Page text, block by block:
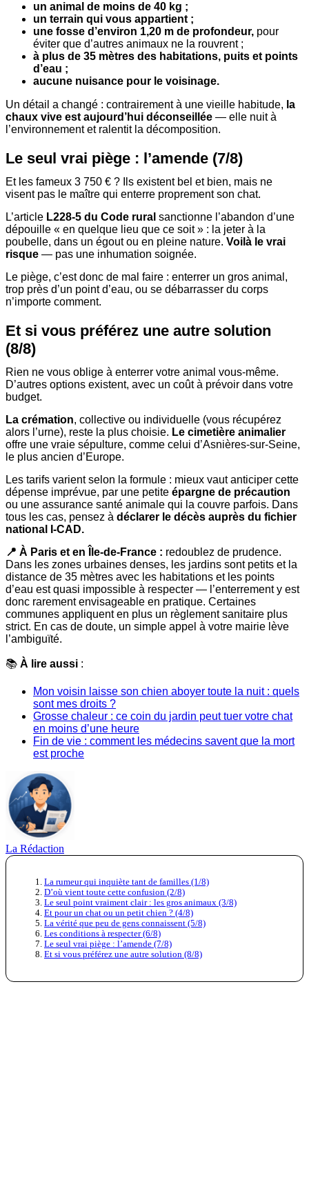
un animal de moins de 40 kg ;
un terrain qui vous appartient ;
une fosse d’environ 1,20 m de profondeur, pour
éviter que d’autres animaux ne la rouvrent ;
à plus de 35 mètres des habitations, puits et points
d’eau ;
aucune nuisance pour le voisinage.
Un détail a changé : contrairement à une vieille habitude, la
chaux vive est aujourd’hui déconseillée — elle nuit à
l’environnement et ralentit la décomposition.
Le seul vrai piège : l’amende (7/8)
Et les fameux 3 750 € ? Ils existent bel et bien, mais ne
visent pas le maître qui enterre proprement son chat.
L’article L228-5 du Code rural sanctionne l’abandon d’une
dépouille « en quelque lieu que ce soit » : la jeter à la
poubelle, dans un égout ou en pleine nature. Voilà le vrai
risque — pas une inhumation soignée.
Le piège, c’est donc de mal faire : enterrer un gros animal,
trop près d’un point d’eau, ou se débarrasser du corps
n’importe comment.
Et si vous préférez une autre solution
(8/8)
Rien ne vous oblige à enterrer votre animal vous-même.
D’autres options existent, avec un coût à prévoir dans votre
budget.
La crémation, collective ou individuelle (vous récupérez
alors l’urne), reste la plus choisie. Le cimetière animalier
offre une vraie sépulture, comme celui d’Asnières-sur-Seine,
le plus ancien d’Europe.
Les tarifs varient selon la formule : mieux vaut anticiper cette
dépense imprévue, par une petite épargne de précaution
ou une assurance santé animale qui la couvre parfois. Dans
tous les cas, pensez à déclarer le décès auprès du fichier
national I-CAD.
📍 À Paris et en Île-de-France : redoublez de prudence.
Dans les zones urbaines denses, les jardins sont petits et la
distance de 35 mètres avec les habitations et les points
d’eau est quasi impossible à respecter — l’enterrement y est
donc rarement envisageable en pratique. Certaines
communes appliquent en plus un règlement sanitaire plus
strict. En cas de doute, un simple appel à votre mairie lève
l’ambiguïté.
📚 À lire aussi :
Mon voisin laisse son chien aboyer toute la nuit : quels
sont mes droits ?
Grosse chaleur : ce coin du jardin peut tuer votre chat
en moins d’une heure
Fin de vie : comment les médecins savent que la mort
est proche
La Rédaction
La rumeur qui inquiète tant de familles (1/8)
D’où vient toute cette confusion (2/8)
Le seul point vraiment clair : les gros animaux (3/8)
Et pour un chat ou un petit chien ? (4/8)
La vérité que peu de gens connaissent (5/8)
Les conditions à respecter (6/8)
Le seul vrai piège : l’amende (7/8)
Et si vous préférez une autre solution (8/8)